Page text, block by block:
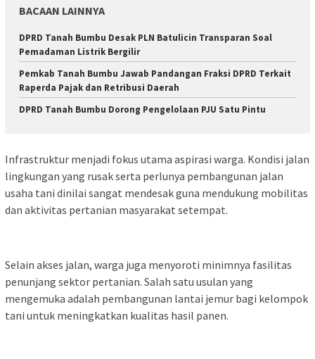
BACAAN LAINNYA
DPRD Tanah Bumbu Desak PLN Batulicin Transparan Soal
Pemadaman Listrik Bergilir
Pemkab Tanah Bumbu Jawab Pandangan Fraksi DPRD Terkait
Raperda Pajak dan Retribusi Daerah
DPRD Tanah Bumbu Dorong Pengelolaan PJU Satu Pintu
Infrastruktur menjadi fokus utama aspirasi warga. Kondisi jalan
lingkungan yang rusak serta perlunya pembangunan jalan
usaha tani dinilai sangat mendesak guna mendukung mobilitas
dan aktivitas pertanian masyarakat setempat.
Selain akses jalan, warga juga menyoroti minimnya fasilitas
penunjang sektor pertanian. Salah satu usulan yang
mengemuka adalah pembangunan lantai jemur bagi kelompok
tani untuk meningkatkan kualitas hasil panen.